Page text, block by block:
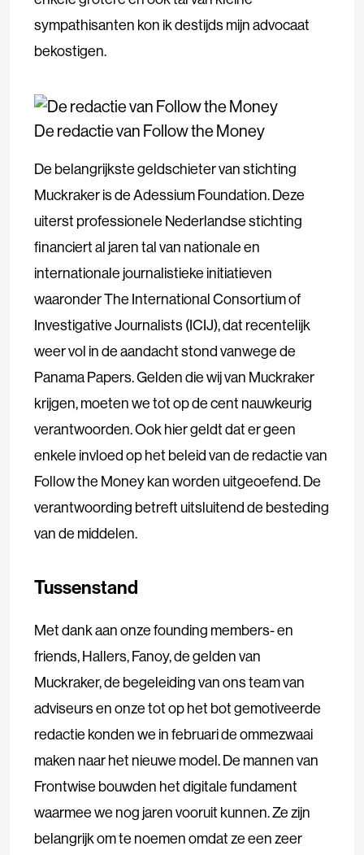
sympathisanten kon ik destijds mijn advocaat
bekostigen.
De redactie van Follow the Money
De belangrijkste geldschieter van stichting
Muckraker is de Adessium Foundation. Deze
uiterst professionele Nederlandse stichting
financiert al jaren tal van nationale en
internationale journalistieke initiatieven
waaronder The International Consortium of
Investigative Journalists (ICIJ), dat recentelijk
weer vol in de aandacht stond vanwege de
Panama Papers. Gelden die wij van Muckraker
krijgen, moeten we tot op de cent nauwkeurig
verantwoorden. Ook hier geldt dat er geen
enkele invloed op het beleid van de redactie van
Follow the Money kan worden uitgeoefend. De
verantwoording betreft uitsluitend de besteding
van de middelen.
Tussenstand
Met dank aan onze founding members- en
friends, Hallers, Fanoy, de gelden van
Muckraker, de begeleiding van ons team van
adviseurs en onze tot op het bot gemotiveerde
redactie konden we in februari de ommezwaai
maken naar het nieuwe model. De mannen van
Frontwise bouwden het digitale fundament
waarmee we nog jaren vooruit kunnen. Ze zijn
belangrijk om te noemen omdat ze een zeer